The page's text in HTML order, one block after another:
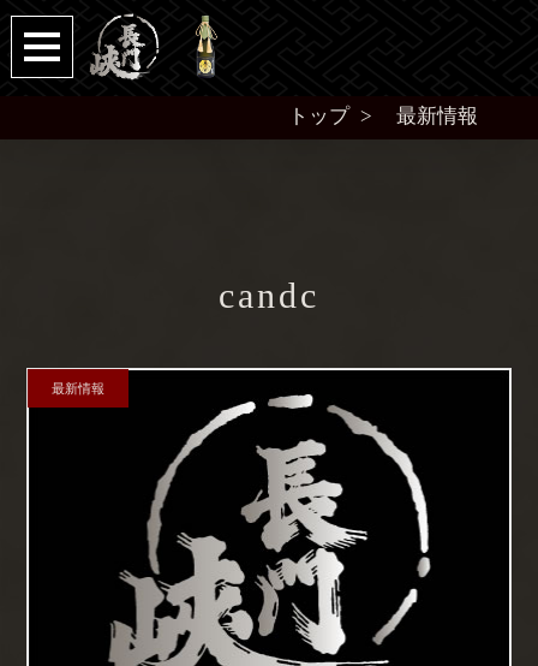
トップ 最新情報
candc
最新情報